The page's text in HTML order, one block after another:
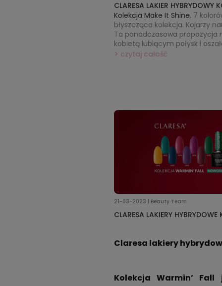
CLARESA LAKIER HYBRYDOWY
Kolekcja Make It Shine, 7
błyszcząca kolekcja. Kojarzy
świąt i sylwestra. Magiczne
światła i sprawiają, że nasze
oczy.
Ta ponadczasowa propozycja
czytaj całość
21-03-2023 | Beauty Team
CLARESA LAKIERY
Claresa lakiery
Kolekcja Warmin’